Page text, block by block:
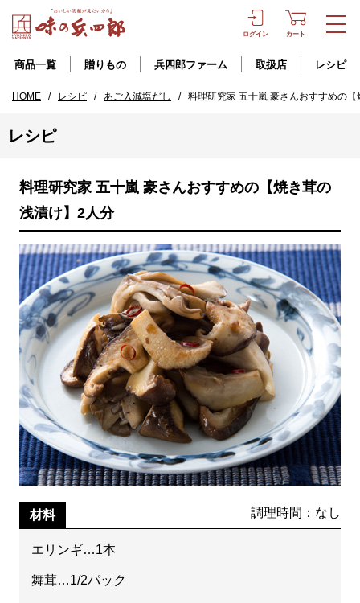
ログイン カート
商品一覧 贈りもの 兵四郎ファーム 取扱店 レシピ
HOME / レシピ / あご入減塩だし / 料理研究家 五十嵐 豪さんおすすめの
レシピ
料理研究家 五十嵐 豪さんおすすめの【焼き茸の
浅漬け】2人分
材料 調理時間：なし
エリンギ…1本
舞茸…1/2パック